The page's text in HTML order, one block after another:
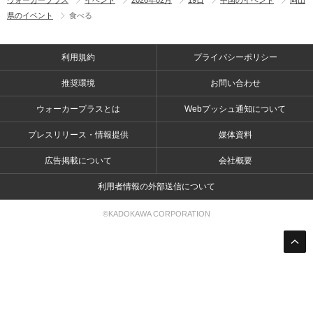
県のイベント
食べる
利用規約 プライバシーポリシー
推奨環境 お問い合わせ
ウォーカープラスとは Webプッシュ通知について
プレスリリース・情報提供 媒体資料
広告掲載について 会社概要
利用者情報の外部送信について
©KADOKAWA CORPORATION